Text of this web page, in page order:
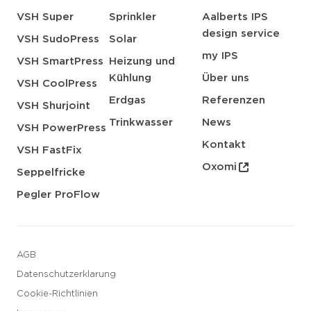
VSH Super
VSH SudoPress
VSH SmartPress
VSH CoolPress
VSH Shurjoint
VSH PowerPress
VSH FastFix
Seppelfricke
Pegler ProFlow
Sprinkler
Solar
Heizung und
Kühlung
Erdgas
Trinkwasser
Aalberts IPS
design service
my IPS
Über uns
Referenzen
News
Kontakt
Oxomi
AGB
Datenschutzerklarung
Cookie-Richtlinien